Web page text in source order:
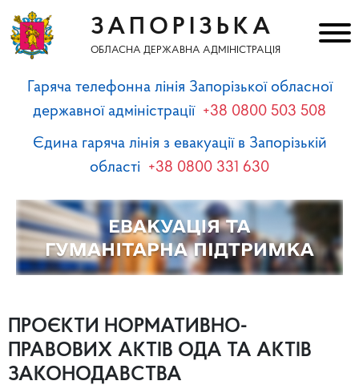
ЗАПОРІЗЬКА
ОБЛАСНА ДЕРЖАВНА АДМІНІСТРАЦІЯ
Гаряча телефонна лінія Запорізької обласної
державної адміністрації +38 0800 503 508
Єдина гаряча лінія з евакуації в Запорізькій
області +38 0800 331 630
ПРОЄКТИ НОРМАТИВНО-
ПРАВОВИХ АКТІВ ОДА ТА АКТІВ
ЗАКОНОДАВСТВА